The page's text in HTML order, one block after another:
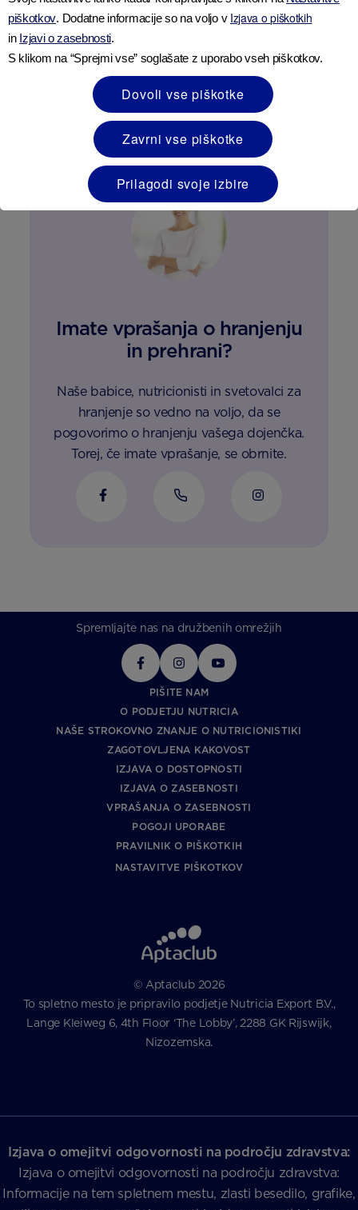
sestre, zdravstvenega delavca, medicinske
sestre, dietetika, farmacevta ali drugega
strokovnjaka, specializiranega za nego matere in
otroka, in sicer glede na otrokove individualne
Imate vprašanja o hranjenju
in prehrani?
Naše babice, nutricionisti in svetovalci za
hranjenje so vedno na voljo, da se
pogovorimo o hranjenju vašega dojenčka.
Torej, če imate vprašanje, se obrnite.
Spremljajte nas na družbenih omrežjih
PIŠITE NAM
O PODJETJU NUTRICIA
NAŠE STROKOVNO ZNANJE O NUTRICIONISTIKI
ZAGOTOVLJENA KAKOVOST
IZJAVA O DOSTOPNOSTI
IZJAVA O ZASEBNOSTI
VPRAŠANJA O ZASEBNOSTI
POGOJI UPORABE
PRAVILNIK O PIŠKOTKIH
NASTAVITVE PIŠKOTKOV
© Aptaclub 2026
To spletno mesto je pripravilo podjetje Nutricia Export B.V.,
Lange Kleiweg 6, 4th Floor ‘The Lobby’, 2288 GK Rijswijk,
Nizozemska.
Izjava o omejitvi odgovornosti na področju zdravstva:
Izjava o omejitvi odgovornosti na področju zdravstva:
Informacije na tem spletnem mestu, zlasti besedilo, grafike,
piškotkov. Dodatne informacije so na voljo v Izjava o piškotkih
in Izjavi o zasebnosti.
S klikom na “Sprejmi vse” soglašate z uporabo vseh piškotkov.
Dovoli vse piškotke
Zavrni vse piškotke
Prilagodi svoje izbire